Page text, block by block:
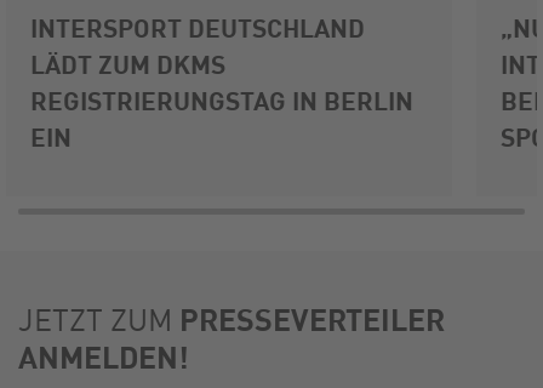
INTERSPORT DEUTSCHLAND
LÄDT ZUM DKMS
REGISTRIERUNGSTAG IN BERLIN
EIN
JETZT ZUM PRESSEVERTEILER
ANMELDEN!